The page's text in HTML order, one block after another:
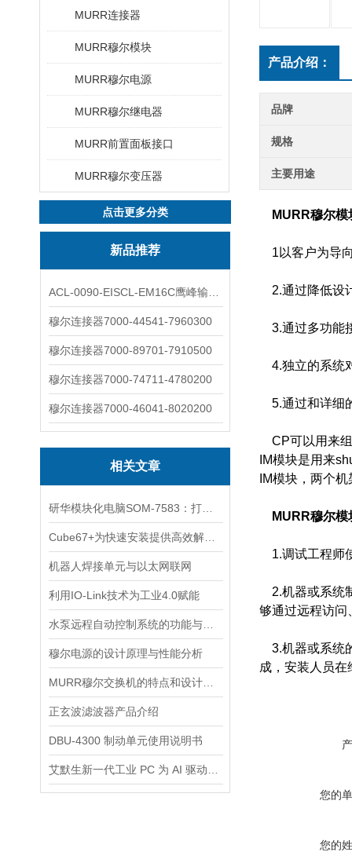
MURR连接器
MURR穆尔模块
MURR穆尔电源
MURR穆尔继电器
MURR前置面板接口
MURR穆尔变压器
点击更多分类
新品推荐
穆尔连接器7000-44541-7960300
穆尔连接器7000-89701-7910500
穆尔连接器7000-74711-4780200
穆尔连接器7000-46041-8020200
相关文章
机器人焊接单元与以太网联网
利用IO-Link技术为工业4.0赋能
穆尔电源的设计原理与性能分析
正玄波滤波器产品介绍
DBU-4300 制动单元使用说明书
产品介绍：
品牌
规格
主要用途
MURR穆尔模
1以客户为导
2.通过降低设
3.通过多功能
4.独立的系统
5.通过和详细
CP可以用来组
IM模块是用来
IM模块，两个
MURR穆尔模
1.调试工程师
2.机器或系统
够通过远程访问
3.机器或系统
成，安装人员
您的
您的